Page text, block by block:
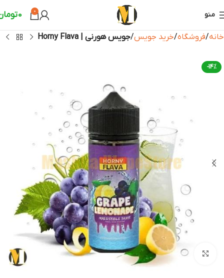
منو 0
0
خانه فروشگاه خرید جویس جویس هورنی | Horny Flava
-14%
بزرگنمایی تصویر